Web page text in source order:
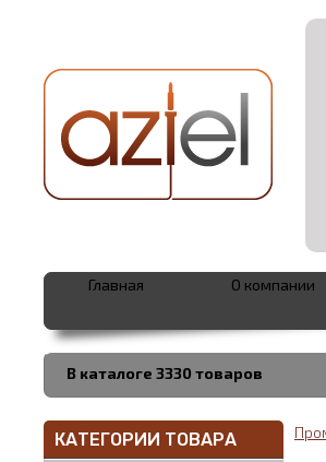
В каталоге 3330 товаров
Главная О компании
КАТЕГОРИИ ТОВАРА